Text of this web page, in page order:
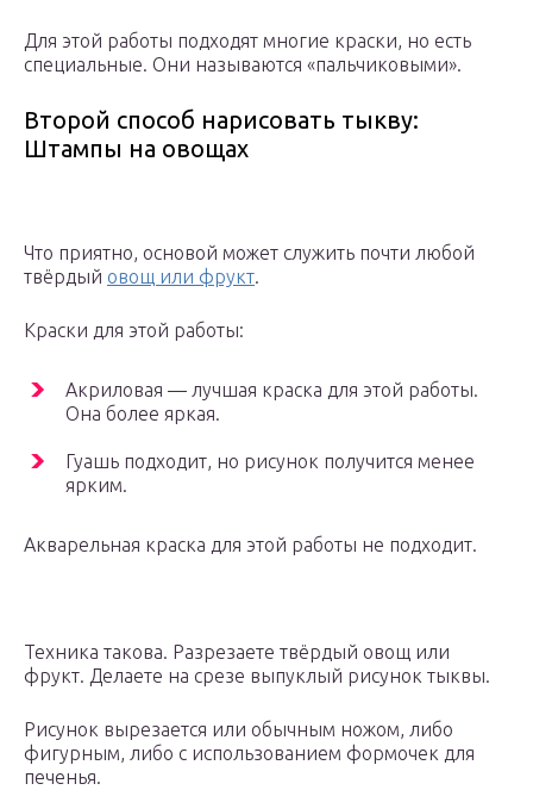
Для этой работы подходят многие краски, но есть
специальные. Они называются «пальчиковыми».
Второй способ нарисовать тыкву:
Штампы на овощах
Что приятно, основой может служить почти любой
твёрдый овощ или фрукт.
Краски для этой работы:
Акриловая — лучшая краска для этой работы.
Она более яркая.
Гуашь подходит, но рисунок получится менее
ярким.
Акварельная краска для этой работы не подходит.
Техника такова. Разрезаете твёрдый овощ или
фрукт. Делаете на срезе выпуклый рисунок тыквы.
Рисунок вырезается или обычным ножом, либо
фигурным, либо с использованием формочек для
печенья.